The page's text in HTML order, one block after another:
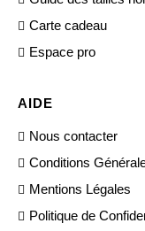
Carte cadeau
Espace pro
AIDE
Nous contacter
Conditions
Mentions Légales
Politique de